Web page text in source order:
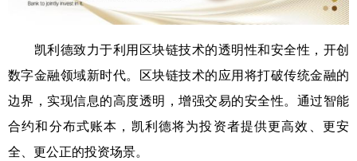
凯利德致⼒于利⽤区块链技术的透明性和安全性，开创
数字⾦融领域新时代。区块链技术的应⽤将打破传统⾦融的
边界，实现信息的⾼度透明，增强交易的安全性。通过智能
合约和分布式账本，凯利德将为投资者提供更⾼效、更安
全、更公正的投资场景。